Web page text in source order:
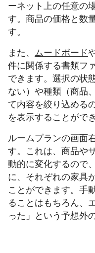
ーネット上の任意の
す。商品の価格と数
す。
また、 ムードボード
件に関係する書類フ
できます。選択の状
ない）や種類（商品
て内容を絞り込める
を表示することがで
ルームプランの画面
す。これは、商品や
動的に変化するので
に、それぞれの家具
ことができます。手
ることはもちろん、
った」という予想外